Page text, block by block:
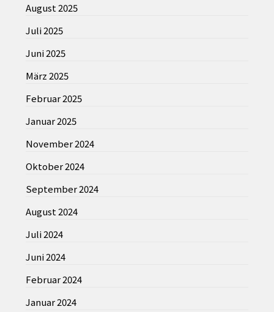
August 2025
Juli 2025
Juni 2025
März 2025
Februar 2025
Januar 2025
November 2024
Oktober 2024
September 2024
August 2024
Juli 2024
Juni 2024
Februar 2024
Januar 2024